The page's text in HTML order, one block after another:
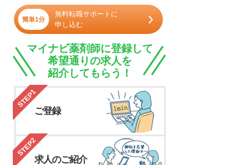
簡単1分
無料転職サポートに
申し込む
マイナビ薬剤師に登録して
希望通りの求人を
紹介してもらう！
STEP1
ご登録
STEP2
求人のご紹介